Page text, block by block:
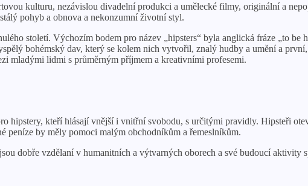
kulturu, nezávislou divadelní produkci a umělecké filmy, originální a
pohyb a obnova a nekonzumní životní styl.
století. Výchozím bodem pro název „hipsters“ byla anglická fráze „to be
bohémský dav, který se kolem nich vytvořil, znalý hudby a umění a
mladými lidmi s průměrným příjmem a kreativními profesemi.
hipstery, kteří hlásají vnější i vnitřní svobodu, s určitými pravidly. Hipsteři
peníze by měly pomoci malým obchodníkům a řemeslníkům.
dobře vzdělaní v humanitních a výtvarných oborech a své budoucí aktivity